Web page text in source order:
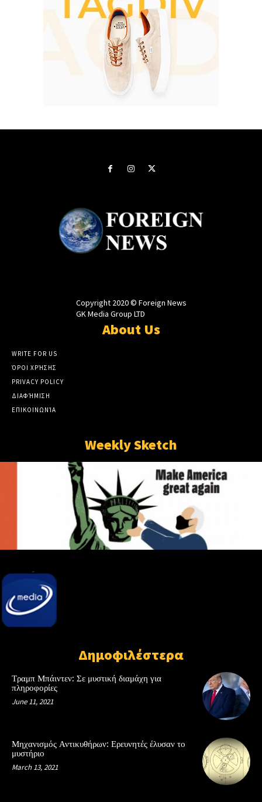
Copyright 2020 © Foreign News
GK Media Group LTD
About Us
WRITE FOR US
ΌΡΟΙ ΧΡΉΣΗΣ
PRIVACY POLICY
ΔΙΑΦΉΜΙΣΗ
ΕΠΙΚΟΙΝΩΝΊΑ
Weekly Sketch
Δημοφιλέστερα
Τραμπ Μπάιντεν: Σε μυστική διαμάχη για
πληροφορίες
June 11, 2021
Μηχανισμός Αντικυθήρων: Ερευνητές έλυσαν το
μυστήριο
March 13, 2021